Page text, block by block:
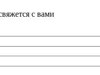
с вами